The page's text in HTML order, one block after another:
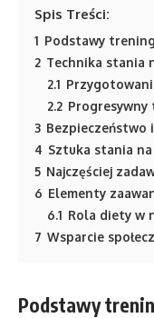
Spis Treści:
1 Podstawy
2 Technika stania
2.1
2.2 Progresywny
3 Bezpieczeństwo
4 Sztuka stania
5 Najczęściej
6 Elementy
6.1 Rola diety w
7 Wsparcie
Podstawy